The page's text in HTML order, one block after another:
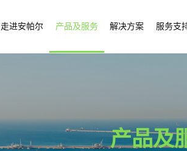
走进安帕尔 产品及服务 解决方案 服务支
产品及